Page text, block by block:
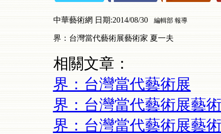
中華藝術網 日期:2014/08/30 編輯部 報導
界：台灣當代藝術展藝術家 夏一夫
相關文章：
界：台灣當代藝術展
界：台灣當代藝術展藝
界：台灣當代藝術展藝